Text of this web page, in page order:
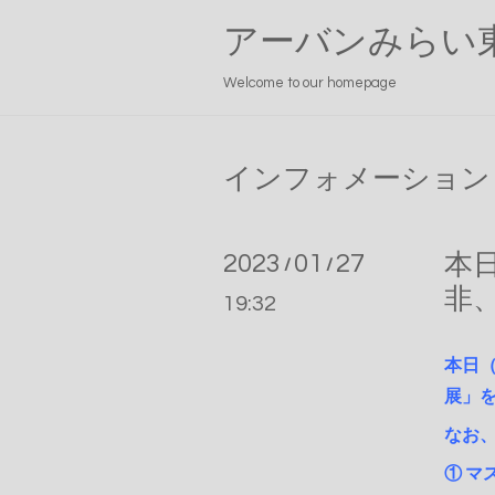
アーバンみらい
Welcome to our homepage
インフォメーション
2023 / 01 / 27
19:32
本
非
本日
展」
なお
① マ